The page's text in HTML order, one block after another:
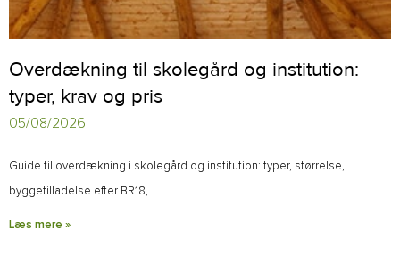
Overdækning til skolegård og institution:
typer, krav og pris
05/08/2026
Guide til overdækning i skolegård og institution: typer, størrelse,
byggetilladelse efter BR18,
Læs mere »